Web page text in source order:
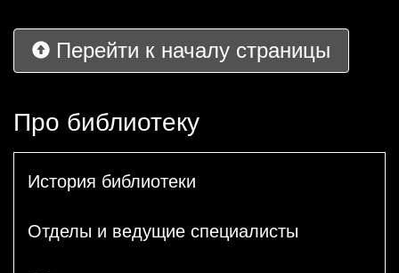
Перейти к началу страницы
Про библиотеку
История библиотеки
Отделы и ведущие специалисты